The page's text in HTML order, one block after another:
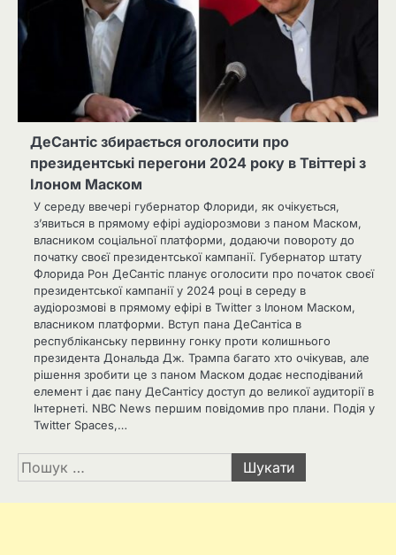
ДеСантіс збирається оголосити про
президентські перегони 2024 року в Твіттері з
Ілоном Маском
У середу ввечері губернатор Флориди, як очікується,
з’явиться в прямому ефірі аудіорозмови з паном Маском,
власником соціальної платформи, додаючи повороту до
початку своєї президентської кампанії. Губернатор штату
Флорида Рон ДеСантіс планує оголосити про початок своєї
президентської кампанії у 2024 році в середу в
аудіорозмові в прямому ефірі в Twitter з Ілоном Маском,
власником платформи. Вступ пана ДеСантіса в
республіканську первинну гонку проти колишнього
президента Дональда Дж. Трампа багато хто очікував, але
рішення зробити це з паном Маском додає несподіваний
елемент і дає пану ДеСантісу доступ до великої аудиторії в
Інтернеті. NBC News першим повідомив про плани. Подія у
Twitter Spaces,…
Пошук: